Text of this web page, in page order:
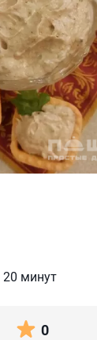
20 минут
0